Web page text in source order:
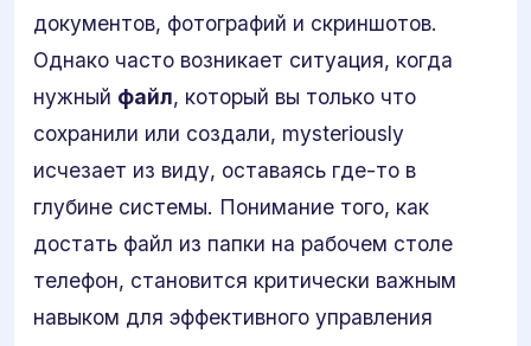
документов, фотографий и скриншотов.
Однако часто возникает ситуация, когда
нужный файл, который вы только что
сохранили или создали, mysteriously
исчезает из виду, оставаясь где-то в
глубине системы. Понимание того, как
достать файл из папки на рабочем столе
телефон, становится критически важным
навыком для эффективного управления